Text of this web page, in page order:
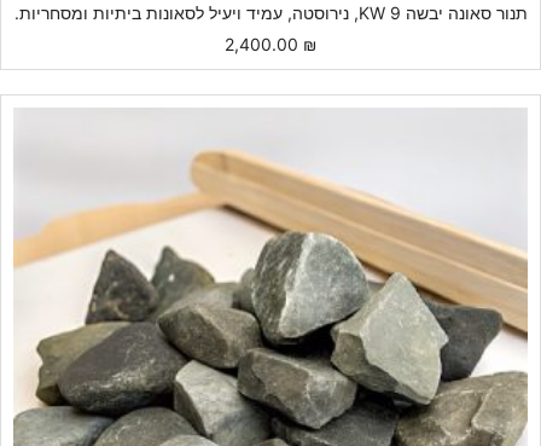
תנור סאונה יבשה 9 KW, נירוסטה, עמיד ויעיל לסאונות ביתיות ומסחריות.
2,400.00 ₪